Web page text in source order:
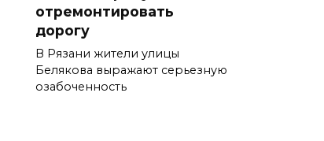
отремонтировать
дорогу
В Рязани жители улицы
Белякова выражают серьезную
озабоченность